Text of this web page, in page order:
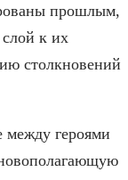
прошлым,
к их
столкновений
между героями